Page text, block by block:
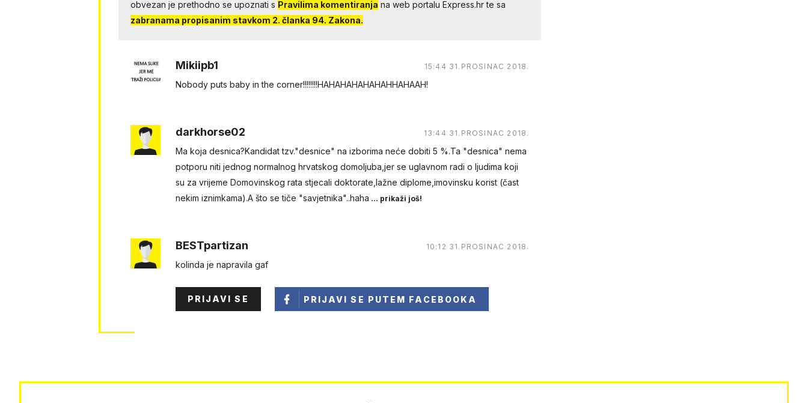
obvezan je prethodno se upoznati s Pravilima komentiranja na web portalu Express.hr te sa
zabranama propisanim stavkom 2. članka 94. Zakona.
Mikiipb1 15:44 31.PROSINAC 2018.
Nobody puts baby in the corner!!!!!!!!HAHAHAHAHAHAHHAHAAH!
darkhorse02 13:44 31.PROSINAC 2018.
Ma koja desnica?Kandidat tzv."desnice" na izborima neće dobiti 5 %.Ta "desnica" nema
potporu niti jednog normalnog hrvatskog domoljuba,jer se uglavnom radi o ljudima koji
su za vrijeme Domovinskog rata stjecali doktorate,lažne diplome,imovinsku korist (čast
nekim iznimkama).A što se tiče "savjetnika"..haha ... prikaži još!
BESTpartizan 10:12 31.PROSINAC 2018.
kolinda je napravila gaf
PRIJAVI SE PRIJAVI SE PUTEM FACEBOOKA